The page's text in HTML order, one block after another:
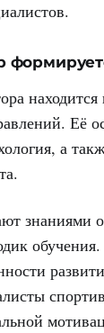
находится
Её
а
знаниями